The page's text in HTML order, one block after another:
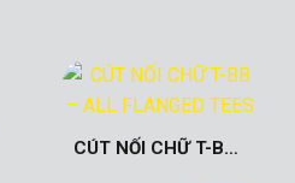
CÚT NỐI CHỮ T-BB – ALL FLANGED TEES